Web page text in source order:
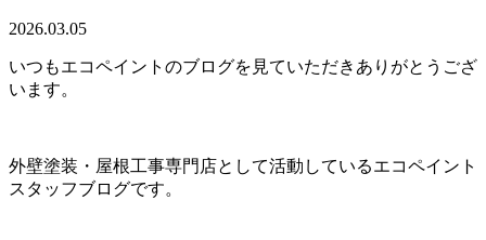
2026.03.05
いつもエコペイントのブログを見ていただきありがとうござ
います。
外壁塗装・屋根工事専門店として活動しているエコペイント
スタッフブログです。